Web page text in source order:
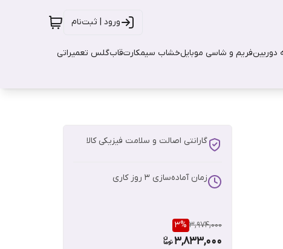
ورود | ثبت‌نام
فریم و شاسی موبایلخشاب سیمکارتقابگلس تعمیراتی
گارانتی اصالت و سلامت فیزیکی کالا
زمان آماده‌سازی 3 روز کاری
3,974,000
3%
3,833,000